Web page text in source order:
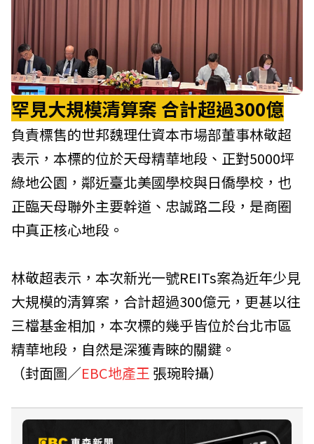
罕見大規模清算案 合計超過300億
負責標售的世邦魏理仕資本市場部董事林敬超
表示，本標的位於天母精華地段、正對5000坪
綠地公園，鄰近臺北美國學校與日僑學校，也
正臨天母聯外主要幹道、忠誠路二段，是商圈
中真正核心地段。
林敬超表示，本次新光一號REITs案為近年少見
大規模的清算案，合計超過300億元，更甚以往
三檔基金相加，本次標的幾乎皆位於台北市區
精華地段，自然是深獲青睞的關鍵。
（封面圖／EBC地產王 張琬聆攝）